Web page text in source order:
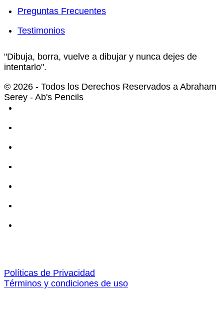
Preguntas Frecuentes
Testimonios
"Dibuja, borra, vuelve a dibujar y nunca dejes de
intentarlo".
© 2026 - Todos los Derechos Reservados a Abraham
Serey - Ab's Pencils
Políticas de Privacidad
Términos y condiciones de uso